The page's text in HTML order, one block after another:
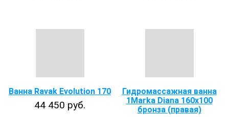
Ванна Ravak Evolution 170
44 450 руб.
Гидромассажная ванна
1Marka Diana 160х100
бронза (правая)